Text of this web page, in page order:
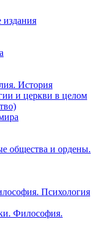
издания
История
и церкви в целом
общества и ордены.
Психология
Философия.